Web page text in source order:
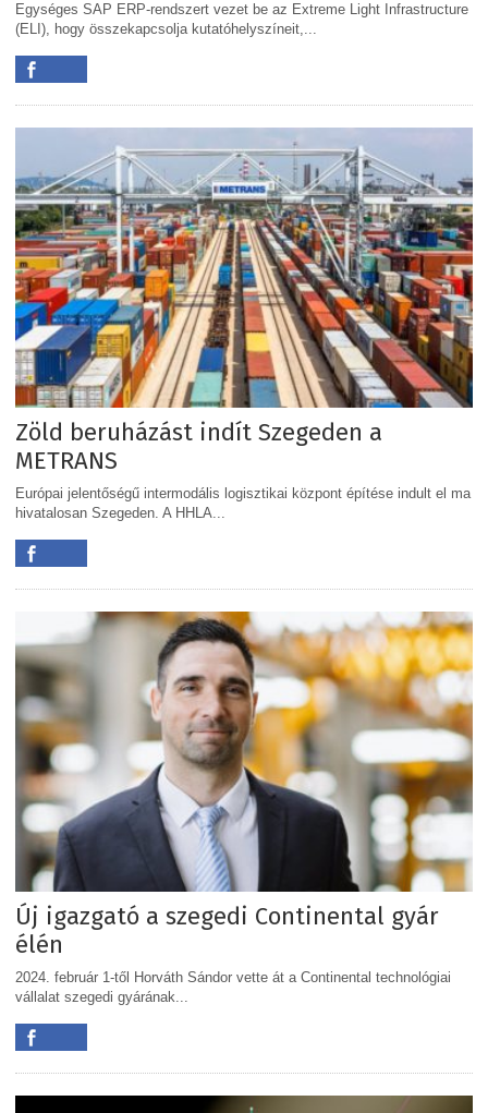
Egységes SAP ERP-rendszert vezet be az Extreme Light Infrastructure
(ELI), hogy összekapcsolja kutatóhelyszíneit,...
Zöld beruházást indít Szegeden a
METRANS
Európai jelentőségű intermodális logisztikai központ építése indult el ma
hivatalosan Szegeden. A HHLA...
Új igazgató a szegedi Continental gyár
élén
2024. február 1-től Horváth Sándor vette át a Continental technológiai
vállalat szegedi gyárának...